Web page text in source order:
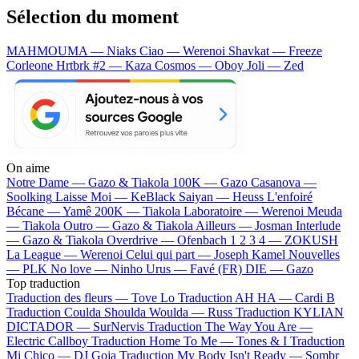
Sélection du moment
MAHMOUMA — Niaks Ciao — Werenoi Shavkat — Freeze
Corleone Hrtbrk #2 — Kaza Cosmos — Oboy Joli — Zed
On aime
Notre Dame — Gazo & Tiakola 100K — Gazo Casanova —
Soolking Laisse Moi — KeBlack Saiyan — Heuss L'enfoiré
Bécane —Yamê 200K — Tiakola Laboratoire — Werenoi Meuda
— Tiakola Outro — Gazo & Tiakola Ailleurs — Josman Interlude
— Gazo & Tiakola Overdrive — Ofenbach 1 2 3 4 — ZOKUSH
La League — Werenoi Celui qui part — Joseph Kamel Nouvelles
— PLK No love — Ninho Urus — Favé (FR) DIE — Gazo
Top traduction
Traduction des fleurs — Tove Lo Traduction AH HA — Cardi B
Traduction Coulda Shoulda Woulda — Russ Traduction KYLIAN
DICTADOR — SurNervis Traduction The Way You Are —
Electric Callboy Traduction Home To Me — Tones & I Traduction
Mi Chico — DJ Goja Traduction My Body Isn't Ready — Sombr